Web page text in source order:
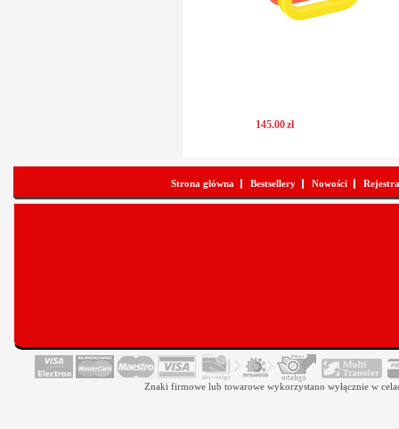
145.00zł
Strona główna Bestsellery Nowości
Znaki firmowe lub towarowe wykorzystano wyłącznie w